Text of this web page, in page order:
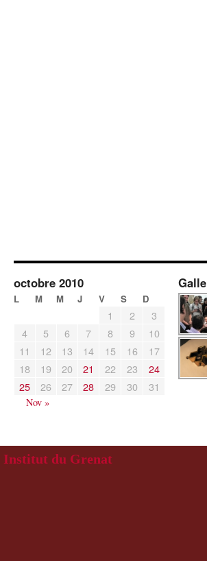
octobre 2010
L M M J V S D
1 2
3
4
5 6 7 8 9
10
11
12 13 14 15 16
17
18
19 20 21 22 23
24
25
26 27 28 29 30 31
Nov »
Institut du Grenat